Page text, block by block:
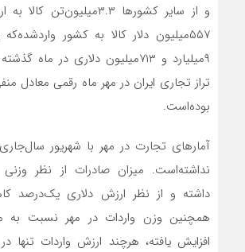
۵۵۷‌میلیون دلار کالا به کشور
۹‌میلیارد و ۷۱۳‌میلیون دلاری در
بوده‌است.
آمارهای تجارت در مهر با شهریور
داشته و از نظر ارزش دلاری یک‌درصد